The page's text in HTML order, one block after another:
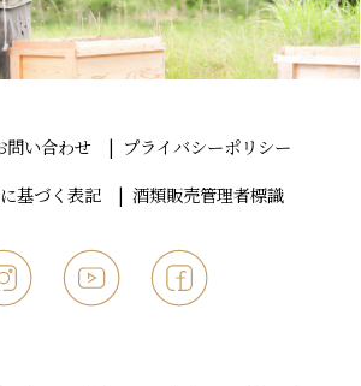
問い合わせ
プライバシーポリシー
基づく表記
酒類販売管理者標識